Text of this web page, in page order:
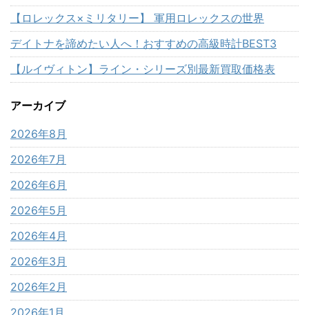
【ロレックス×ミリタリー】 軍用ロレックスの世界
デイトナを諦めたい人へ！おすすめの高級時計BEST3
【ルイヴィトン】ライン・シリーズ別最新買取価格表
アーカイブ
2026年8月
2026年7月
2026年6月
2026年5月
2026年4月
2026年3月
2026年2月
2026年1月